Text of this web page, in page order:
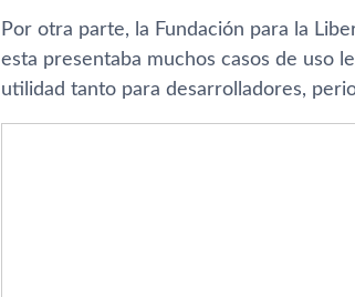
Por otra parte, la Fundación para la
esta presentaba muchos casos de uso
utilidad tanto para desarrolladores,